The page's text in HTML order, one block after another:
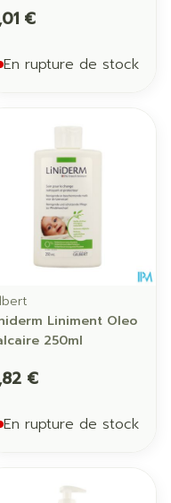
€
En rupture de stock
Liniment Oleo
250ml
€
En rupture de stock